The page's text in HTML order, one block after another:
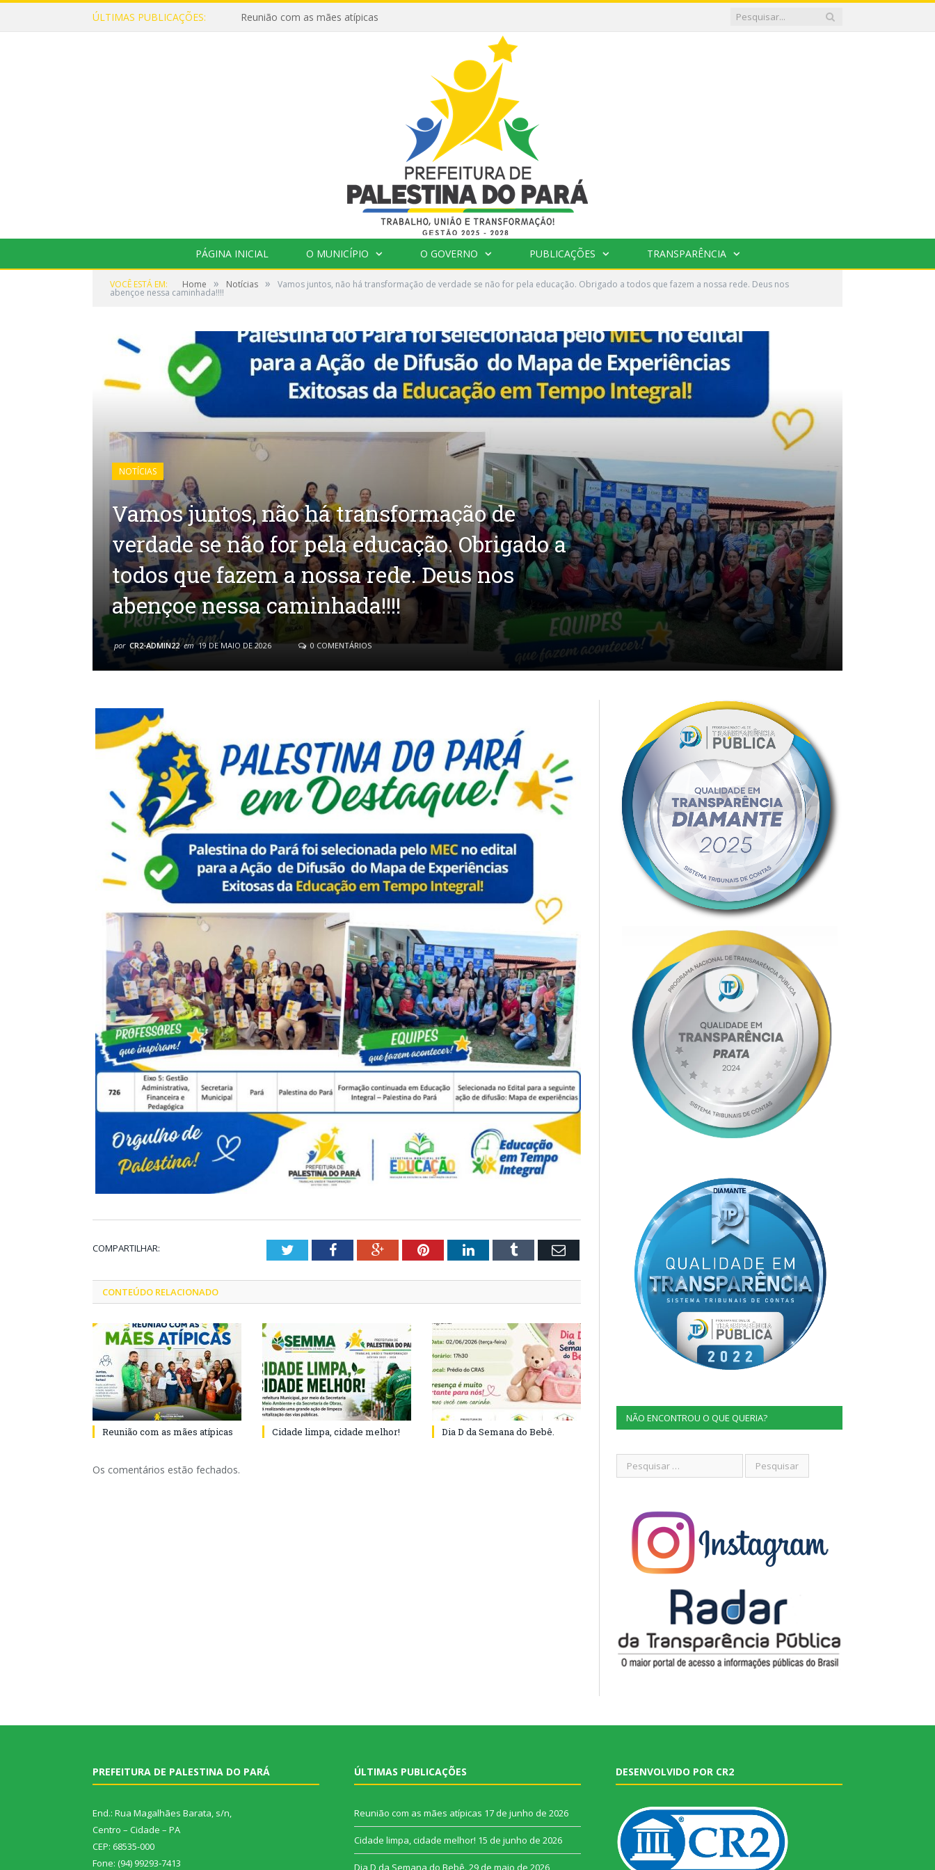
ÚLTIMAS PUBLICAÇÕES: Reunião com as mães atípicas
PÁGINA INICIAL O MUNICÍPIO O GOVERNO PUBLICAÇÕES TRANSPARÊNCIA
VOCÊ ESTÁ EM: Home » Notícias » Vamos juntos, não há transformação de verdade se não for pela educação. Obrigado a todos que fazem a nossa rede. Deus nos
abençoe nessa caminhada!!!!
NOTÍCIAS
Vamos juntos, não há transformação de
verdade se não for pela educação. Obrigado a
todos que fazem a nossa rede. Deus nos
abençoe nessa caminhada!!!!
por CR2-ADMIN22 em 19 DE MAIO DE 2026 0 COMENTÁRIOS
COMPARTILHAR: TwitterFacebookGoogle+PinterestLinkedInTumblr Email
CONTEÚDO RELACIONADO
Reunião com as mães atípicas Cidade limpa, cidade melhor! Dia D da Semana do Bebê.
Os comentários estão fechados.
NÃO ENCONTROU O QUE QUERIA?
PREFEITURA DE PALESTINA DO PARÁ
End.: Rua Magalhães Barata, s/n,
Centro – Cidade – PA
CEP: 68535-000
Fone: (94) 99293-7413
ÚLTIMAS PUBLICAÇÕES
Reunião com as mães atípicas 17 de junho de 2026
Cidade limpa, cidade melhor! 15 de junho de 2026
Dia D da Semana do Bebê. 29 de maio de 2026
DESENVOLVIDO POR CR2